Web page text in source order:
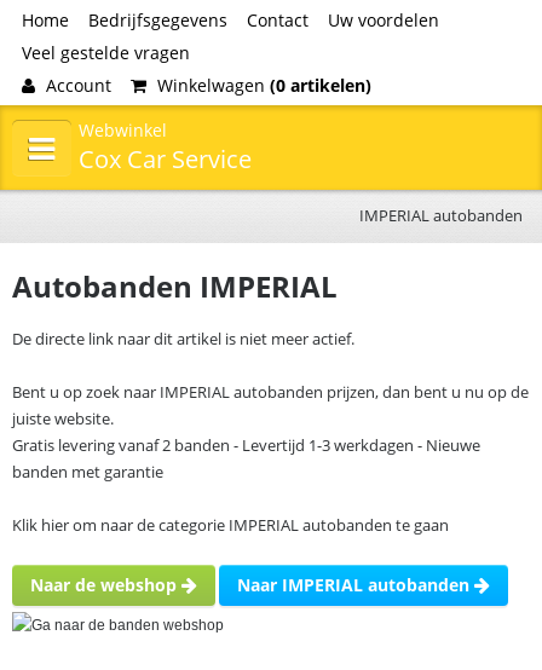
Home Bedrijfsgegevens Contact
Uw voordelen
Veel gestelde vragen
Account
Winkelwagen (0 artikelen)
Webwinkel
Cox Car Service
IMPERIAL autobanden
Autobanden IMPERIAL
De directe link naar dit artikel is niet meer actief.
Bent u op zoek naar IMPERIAL autobanden prijzen, dan bent u nu op de
juiste website.
Gratis levering vanaf 2 banden - Levertijd 1-3 werkdagen - Nieuwe
banden met garantie
Klik hier om naar de categorie IMPERIAL autobanden te gaan
Naar de webshop Naar IMPERIAL autobanden